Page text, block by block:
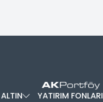
ALTIN YATIRIM FONLARI